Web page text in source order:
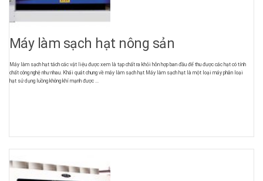
Máy làm sạch hạt nông sản
Máy làm sạch hạt tách các vật liệu được xem là tạp chất ra khỏi hỗn hợp ban đầu để thu được các hạt có tính
chất công nghệ như nhau. Khái quát chung về máy làm sạch hạt Máy làm sạch hạt là một loại máy phân loại
hạt sử dụng luồng không khí mạnh được ...